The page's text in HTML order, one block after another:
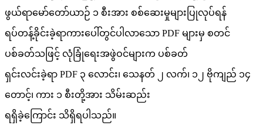
ဖွယ်ရာမော်တော်ယာဉ် ၁ စီးအား စစ်ဆေးမှုများပြုလုပ်ရန်
ရပ်တန့်ခိုင်းခဲ့ရာကားပေါ်တွင်ပါလာသော PDF များမှ စတင်
ပစ်ခတ်သဖြင့် လုံခြုံရေးအဖွဲဝင်များက ပစ်ခတ်
ရှင်းလင်းခဲ့ရာ PDF ၃ လောင်း၊ သေနတ် ၂ လက်၊ ၁၂ ဗိုကျည် ၁၄
တောင့်၊ ကား ၁ စီးတို့အား သိမ်းဆည်း
ရရှိခဲ့ကြောင်း သိရှိရပါသည်။